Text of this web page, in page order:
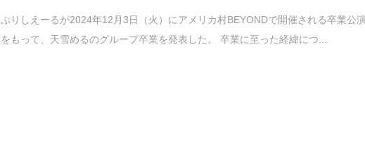
ぷりしえーるが2024年12月3日（火）にアメリカ村BEYONDで開催される卒業公
をもって、天雪めるのグループ卒業を発表した。 卒業に至った経緯につ...